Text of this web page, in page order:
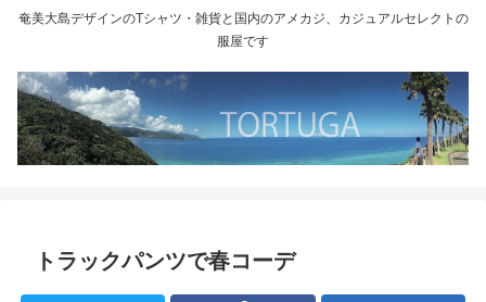
奄美大島デザインのTシャツ・雑貨と国内のアメカジ、カジュアルセレクトの
服屋です
トラックパンツで春コーデ